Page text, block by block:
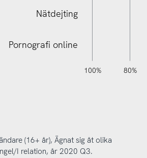
Pornografi online
Nätdejting
140%
120%100% 80%
-20%
-40%
(16+ år), Ägnat sig åt olika
I relation, år 2020 Q3.